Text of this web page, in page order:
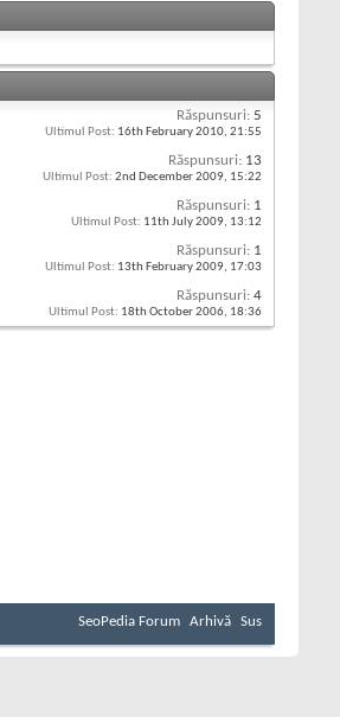
Răspunsuri: 5
Ultimul Post: 16th February 2010, 21:55
Răspunsuri: 13
Ultimul Post: 2nd December 2009, 15:22
Răspunsuri: 1
Ultimul Post: 11th July 2009, 13:12
Răspunsuri: 1
Ultimul Post: 13th February 2009, 17:03
Răspunsuri: 4
Ultimul Post: 18th October 2006, 18:36
SeoPedia Forum Arhivă Sus